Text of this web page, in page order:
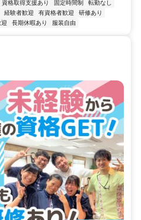
資格取得支援あり 固定時間制
転勤なし
経験者歓迎 有資格者歓迎
研修あり
長期休暇あり 服装自由